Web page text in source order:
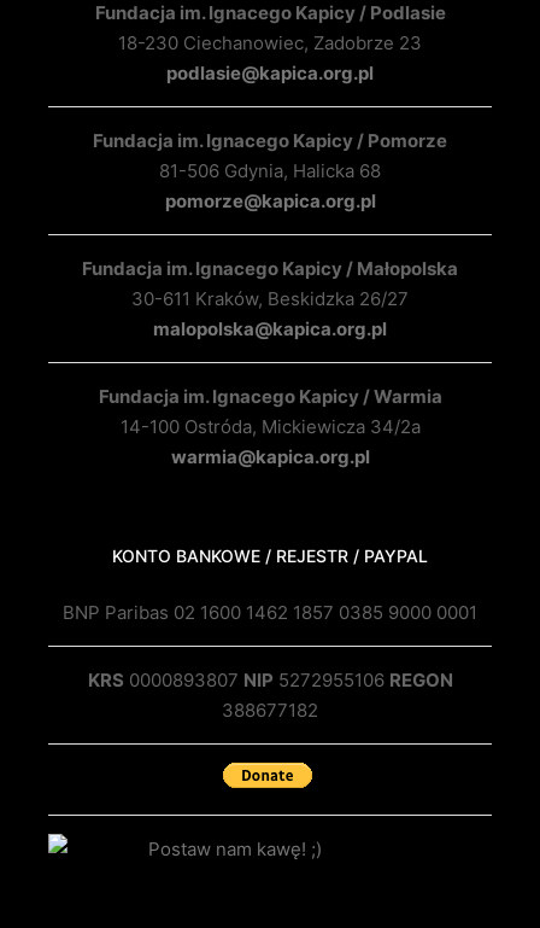
Fundacja im. Ignacego Kapicy / Podlasie
18-230 Ciechanowiec, Zadobrze 23
podlasie@kapica.org.pl
Fundacja im. Ignacego Kapicy / Pomorze
81-506 Gdynia, Halicka 68
pomorze@kapica.org.pl
Fundacja im. Ignacego Kapicy / Małopolska
30-611 Kraków, Beskidzka 26/27
malopolska@kapica.org.pl
Fundacja im. Ignacego Kapicy / Warmia
14-100 Ostróda, Mickiewicza 34/2a
warmia@kapica.org.pl
KONTO BANKOWE / REJESTR / PAYPAL
BNP Paribas 02 1600 1462 1857 0385 9000 0001
KRS 0000893807 NIP 5272955106 REGON
388677182